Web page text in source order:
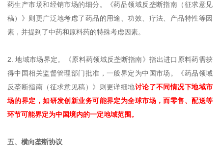
药生产市场和经销市场的细分。《药品领域反垄断指南（征求意见
稿）》则更广泛地考虑了药品的用途、功效、疗法、产品特性等因
素，并提到了中药和原料药的特殊考虑因素。
2. 地域市场界定。《原料药领域反垄断指南》指出进口原料药需获
得中国相关监督管理部门批准，一般界定为中国市场。《药品领域
反垄断指南（征求意见稿）》则更详细地讨论了不同情况下地域市
场的界定，如研发创新业务可能界定为全球市场，而零售、配送等
环节可能界定为中国境内的一定地域范围。
五、横向垄断协议